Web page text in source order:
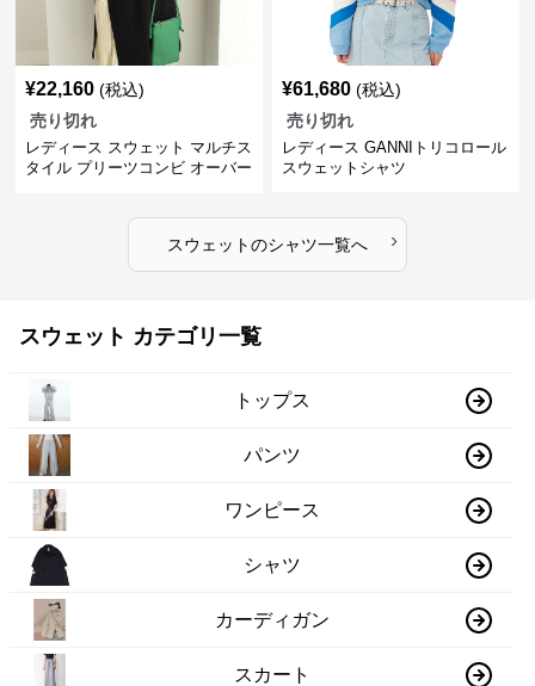
¥22,160 (税込)
売り切れ
レディース スウェット マルチス
タイル プリーツコンビ オーバー
¥61,680 (税込)
売り切れ
レディース GANNIトリコロール
スウェットシャツ
スウェットのシャツ一覧へ ›
スウェット カテゴリ一覧
トップス
パンツ
ワンピース
シャツ
カーディガン
スカート